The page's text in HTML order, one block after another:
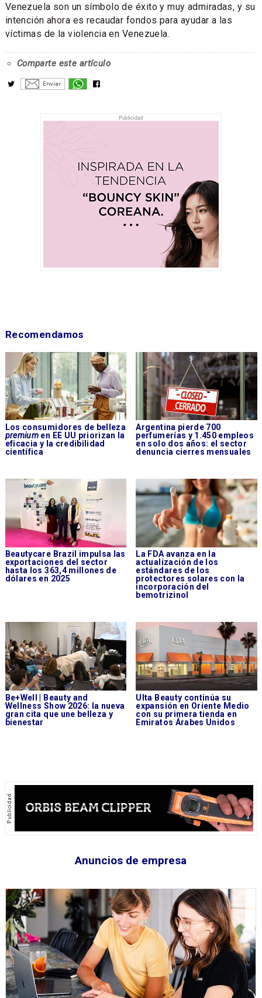
Venezuela son un símbolo de éxito y muy admiradas, y su
intención ahora es recaudar fondos para ayudar a las
víctimas de la violencia en Venezuela.
Comparte este artículo
Recomendamos
Los consumidores de belleza
premium en EE UU priorizan la
eficacia y la credibilidad
científica
Argentina pierde 700
perfumerías y 1.450 empleos
en solo dos años: el sector
denuncia cierres mensuales
Beautycare Brazil impulsa las
exportaciones del sector
hasta los 363,4 millones de
dólares en 2025
La FDA avanza en la
actualización de los
estándares de los
protectores solares con la
incorporación del
bemotrizinol
Be+Well | Beauty and
Wellness Show 2026: la nueva
gran cita que une belleza y
bienestar
Ulta Beauty continúa su
expansión en Oriente Medio
con su primera tienda en
Emiratos Árabes Unidos
Anuncios de empresa